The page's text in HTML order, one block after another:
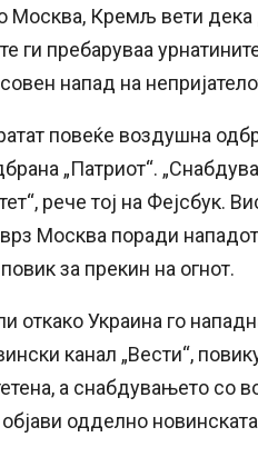
Москва, Кремљ вети дека
ги пребаруваа
напад на
повеќе воздушна
„Патриот“.
рече тој на Фејсбук.
Москва поради
за прекин на огнот.
откако Украина го
канал „Вести“,
а снабдувањето со
одделно новинската